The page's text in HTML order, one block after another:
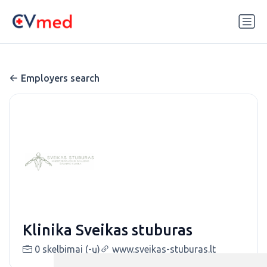
Employers search
Klinika Sveikas stuburas
0 skelbimai (-ų) www.sveikas-stuburas.lt